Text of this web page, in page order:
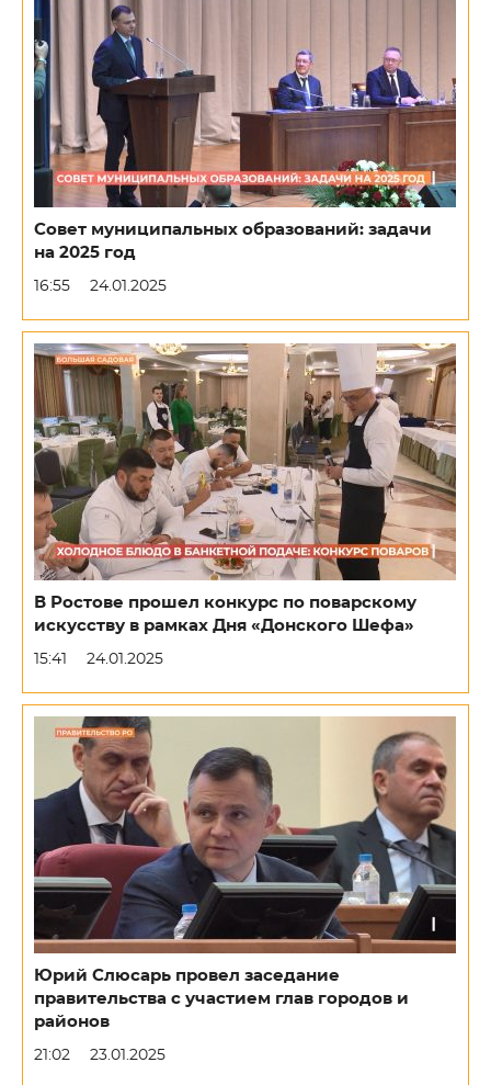
Совет муниципальных образований: задачи
на 2025 год
16:55 24.01.2025
В Ростове прошел конкурс по поварскому
искусству в рамках Дня «Донского Шефа»
15:41 24.01.2025
Юрий Слюсарь провел заседание
правительства с участием глав городов и
районов
21:02 23.01.2025